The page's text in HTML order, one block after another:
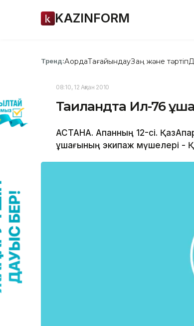
KAZINFORM
Тренд:АқордаТағайындауЗаң және тәртіп
08:10, 12 Ақпан 2010
Таиландта Ил-76
АСТАНА. Ақпанның 12-сі.
ұшағының экипаж мүшелері -